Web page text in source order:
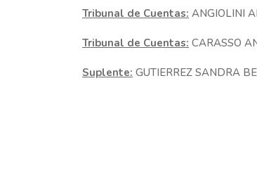
Tribunal de Cuentas: ANGIOLINI
Tribunal de Cuentas: CARASSO
Suplente: GUTIERREZ SANDRA